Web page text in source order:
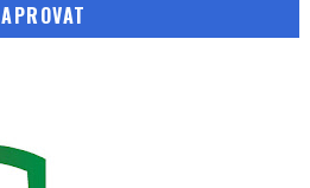
APROVAT